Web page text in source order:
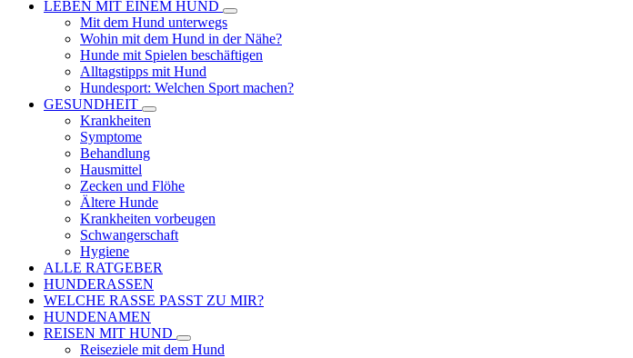
LEBEN MIT EINEM HUND
Mit dem Hund unterwegs
Wohin mit dem Hund in der Nähe?
Hunde mit Spielen beschäftigen
Alltagstipps mit Hund
Hundesport: Welchen Sport machen?
GESUNDHEIT
Krankheiten
Symptome
Behandlung
Hausmittel
Zecken und Flöhe
Ältere Hunde
Krankheiten vorbeugen
Schwangerschaft
Hygiene
ALLE RATGEBER
HUNDERASSEN
WELCHE RASSE PASST ZU MIR?
HUNDENAMEN
REISEN MIT HUND
Reiseziele mit dem Hund